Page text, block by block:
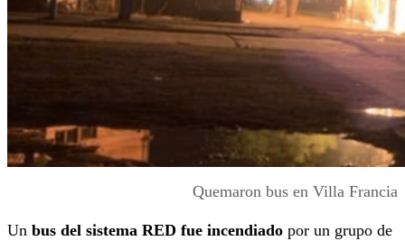
Quemaron bus en Villa Francia
Un bus del sistema RED fue incendiado por un grupo de